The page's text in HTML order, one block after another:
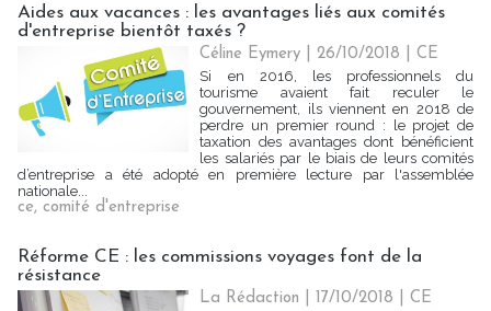
Aides aux vacances : les avantages liés aux comités
d'entreprise bientôt taxés ?
Céline Eymery | 26/10/2018 |CE
Si en 2016, les professionnels du
tourisme avaient fait reculer le
gouvernement, ils viennent en 2018 de
perdre un premier round : le projet de
taxation des avantages dont bénéficient
les salariés par le biais de leurs comités
d’entreprise a été adopté en première lecture par l'assemblée
nationale...
ce, comité d'entreprise
Réforme CE : les commissions voyages font de la
résistance
La Rédaction | 17/10/2018 |CE